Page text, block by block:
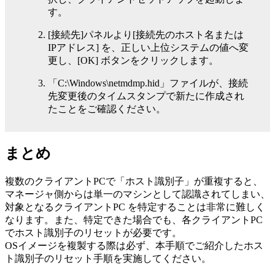
す。
[接続先]パネルより[接続先のホスト名または
IPアドレス] を、正しい上位システムの値へ変
更し、[OK] ボタンをクリックします。
「C:\Windows\netmdmp.hid」ファイルが、接続
先変更後のタイムスタンプで新たに作成され
たことをご確認ください。
まとめ
複数のクライアントPCで「ホスト識別子」が重複すると、
マネージャ側からは単一のマシンとして認識されてしまい、
対象となるクライアントPC を特定することは非常に難しく
なります。また、特定できた場合でも、各クライアントPC
でホスト識別子のリセットが必要です。
OSイメージを複製する際は必ず、本手順でご紹介したホス
ト識別子のリセット手順を実施してください。